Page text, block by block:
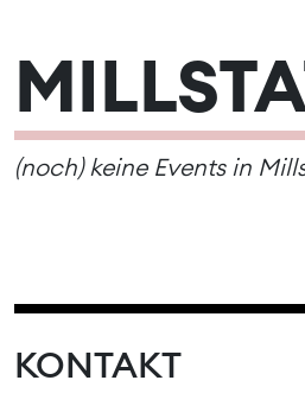
(noch) keine Events in
KONTAKT